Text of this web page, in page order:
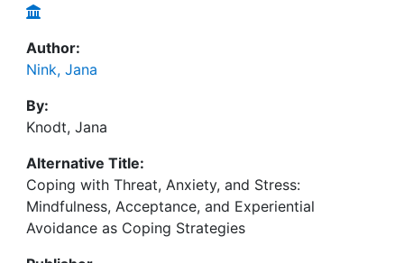
Author:
Nink, Jana
By:
Knodt, Jana
Alternative Title:
Coping with Threat, Anxiety, and Stress:
Mindfulness, Acceptance, and Experiential
Avoidance as Coping Strategies